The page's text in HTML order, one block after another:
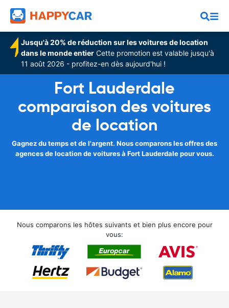
Jusqu'à 20% de réduction sur les voitures de location
dans le monde entier Cette promotion est valable jusqu'à
11 août 2026 - profitez-en dès aujourd'hui !
Fort Lauderdale
comparaison des voitures
de location
Gagnez du temps et de l'argent. Nous comparons les offres des
agences de location de voitures à Fort Lauderdale pour vous.
Nous comparons les hôtes suivants et bien plus encore pour
vous: